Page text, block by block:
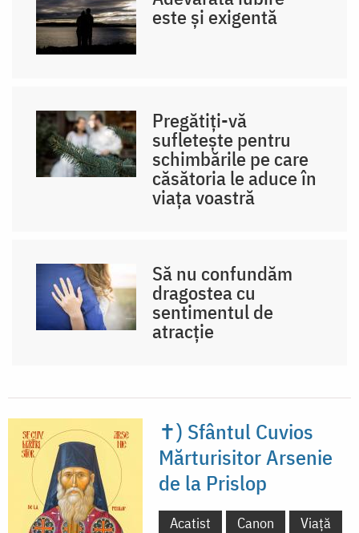
este și exigentă
Pregătiți-vă
sufletește pentru
schimbările pe care
căsătoria le aduce în
viața voastră
Să nu confundăm
dragostea cu
sentimentul de
atracție
✝) Sfântul Cuvios
Mărturisitor Arsenie
de la Prislop
Acatist Canon
Viață